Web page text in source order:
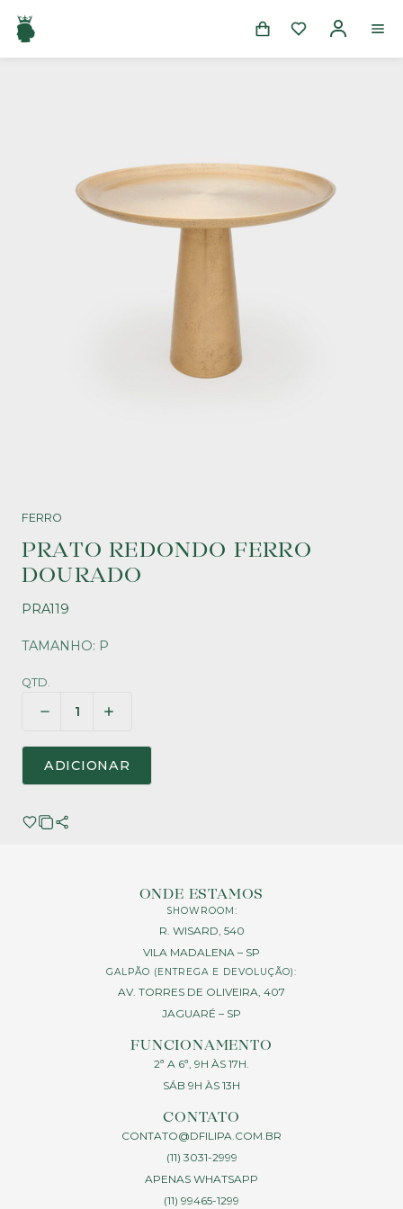
FERRO
PRATO REDONDO FERRO
DOURADO
PRA119
TAMANHO: P
QTD.
ADICIONAR
ONDE ESTAMOS
SHOWROOM:
R. WISARD, 540
VILA MADALENA – SP
GALPÃO (ENTREGA E DEVOLUÇÃO):
AV. TORRES DE OLIVEIRA, 407
JAGUARÉ – SP
FUNCIONAMENTO
2ª A 6ª, 9H ÀS 17H.
SÁB 9H ÀS 13H
CONTATO
CONTATO@DFILIPA.COM.BR
(11) 3031-2999
APENAS WHATSAPP
(11) 99465-1299